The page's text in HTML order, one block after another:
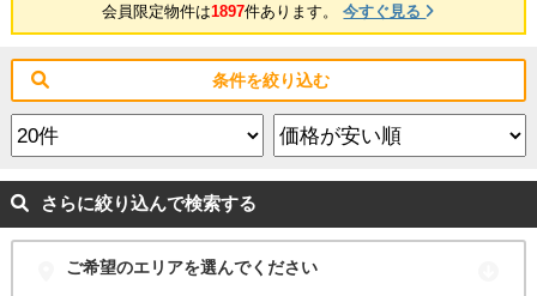
会員限定物件は1897件あります。今すぐ見る
条件を絞り込む
さらに絞り込んで検索する
ご希望のエリアを選んでください